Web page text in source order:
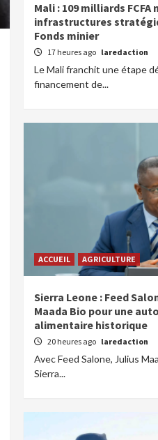
Mali : 109 milliards
infrastructures
Fonds minier
17 heures ago laredaction
Le Mali franchit une étape
financement de...
ACCUEIL AGRICULTURE
Sierra Leone : Feed
Maada Bio pour une
alimentaire historique
20 heures ago laredaction
Avec Feed Salone, Julius
Sierra...